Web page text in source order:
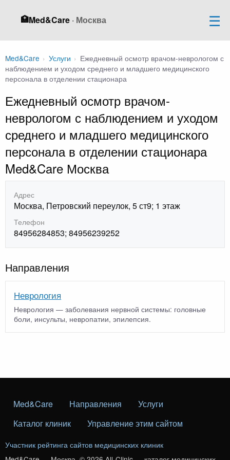
🏥Med&Care · Москва
Med&Care › Услуги › Ежедневный осмотр врачом-неврологом с
наблюдением и уходом среднего и младшего медицинского
персонала в отделении стационара
Ежедневный осмотр врачом-
неврологом с наблюдением и уходом
среднего и младшего медицинского
персонала в отделении стационара
Med&Care Москва
Адрес
Москва, Петровский переулок, 5 ст9; 1 этаж
Телефон
84956284853; 84956239252
Направления
Неврология
Неврология — заболевания нервной системы: головные
боли, инсульты, невропатии, эпилепсия.
Med&Care Направления
Услуги
Каталог клиник
Управление этим сайтом
Участник рейтинга сайтов медицинских клиник